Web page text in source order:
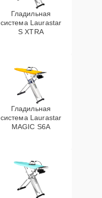
Гладильная
система Laurastar
S XTRA
Гладильная
система Laurastar
MAGIC S6A